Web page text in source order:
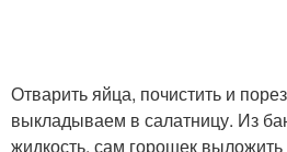
Отварить яйца, почистить и
выкладываем в салатницу. Из
жидкость, сам горошек